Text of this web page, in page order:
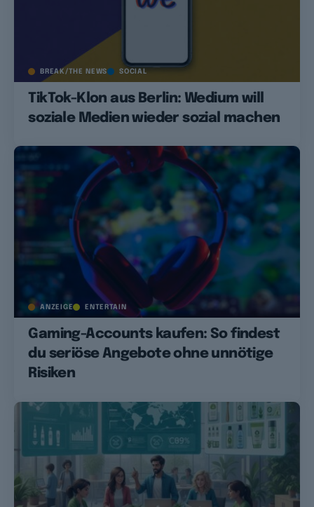
BREAK/THE NEWS SOCIAL
TikTok-Klon aus Berlin: Wedium will
soziale Medien wieder sozial machen
ANZEIGE ENTERTAIN
Gaming-Accounts kaufen: So findest
du seriöse Angebote ohne unnötige
Risiken